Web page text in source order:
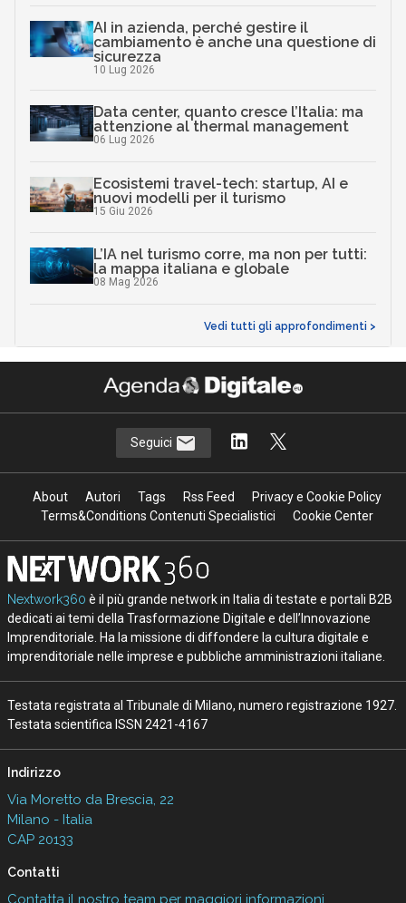
AI in azienda, perché gestire il
cambiamento è anche una questione di
sicurezza
10 Lug 2026
Data center, quanto cresce l’Italia: ma
attenzione al thermal management
06 Lug 2026
Ecosistemi travel-tech: startup, AI e
nuovi modelli per il turismo
15 Giu 2026
L’IA nel turismo corre, ma non per tutti:
la mappa italiana e globale
08 Mag 2026
Vedi tutti gli approfondimenti >
Seguici
About Autori Tags Rss Feed
Privacy e Cookie Policy
Terms&Conditions Contenuti Specialistici
Cookie Center
Nextwork360 è il più grande network in Italia di testate e portali B2B
dedicati ai temi della Trasformazione Digitale e dell’Innovazione
Imprenditoriale. Ha la missione di diffondere la cultura digitale e
imprenditoriale nelle imprese e pubbliche amministrazioni italiane.
Testata registrata al Tribunale di Milano, numero registrazione 1927.
Testata scientifica ISSN 2421-4167
Indirizzo
Via Moretto da Brescia, 22
Milano - Italia
CAP 20133
Contatti
Contatta il nostro team per maggiori informazioni